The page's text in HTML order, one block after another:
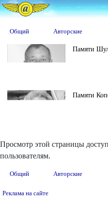
Общий Авторские
Памяти
Памяти
Просмотр этой страницы
пользователям.
Общий Авторские
Реклама на сайте